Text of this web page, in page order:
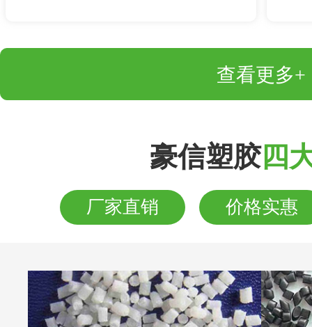
查看更多+
豪信塑胶四
厂家直销 价格实惠